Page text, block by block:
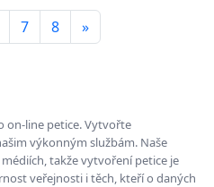
7 8 »
on-line petice. Vytvořte
výkonným službám. Naše
takže vytvoření petice je
veřejnosti i těch, kteří o daných